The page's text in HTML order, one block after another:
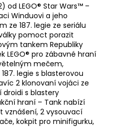
od LEGO® Star Wars™ –
Winduovi a jeho
ze 187. legie ze seriálu
pomoct porazit
tankem Republiky
LEGO® pro zábavné hraní
mečem,
legie s blasterovou
2 klonovaní vojáci ze
droidi s blastery
hraní – Tank nabízí
vznášení, 2 vysouvací
kokpit pro minifigurku,